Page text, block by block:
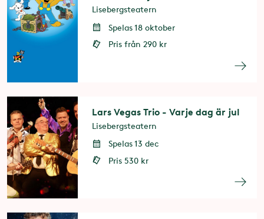
Lisebergsteatern
Spelas 18 oktober
Pris från 290 kr
Lars Vegas Trio - Varje dag är jul
Lisebergsteatern
Spelas 13 dec
Pris 530 kr